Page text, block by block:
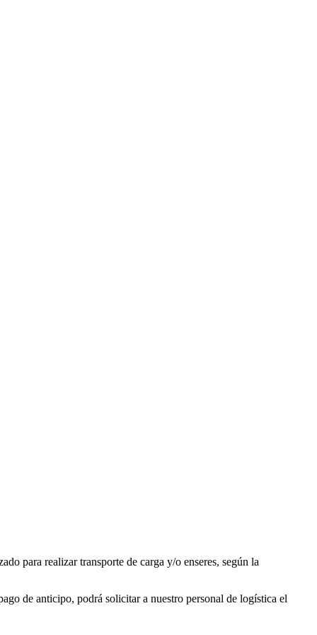
para realizar transporte de carga y/o enseres, según la
de anticipo, podrá solicitar a nuestro personal de logística el